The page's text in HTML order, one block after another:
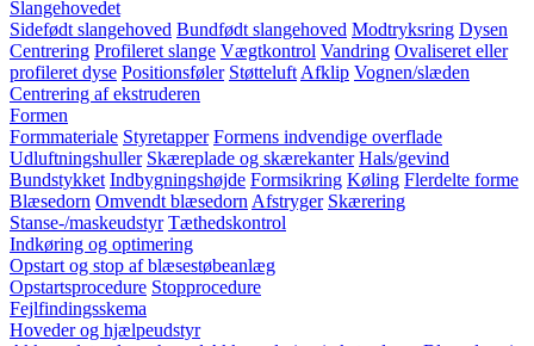
Slangehovedet
Sidefødt slangehoved Bundfødt slangehoved Modtryksring Dysen
Centrering Profileret slange Vægtkontrol Vandring Ovaliseret eller
profileret dyse Positionsføler Støtteluft Afklip Vognen/slæden
Centrering af ekstruderen
Formen
Formmateriale Styretapper Formens indvendige overflade
Udluftningshuller Skæreplade og skærekanter Hals/gevind
Bundstykket Indbygningshøjde Formsikring Køling Flerdelte forme
Blæsedorn Omvendt blæsedorn Afstryger Skærering
Stanse-/maskeudstyr Tæthedskontrol
Indkøring og optimering
Opstart og stop af blæsestøbeanlæg
Opstartsprocedure Stopprocedure
Fejlfindingsskema
Hoveder og hjælpeudstyr